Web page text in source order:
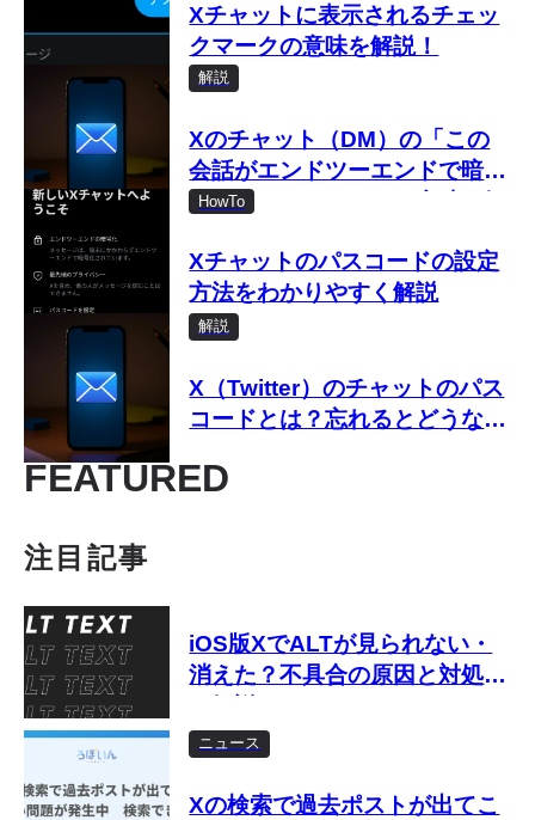
Xチャットに表示されるチェッ
クマークの意味を解説！
解説
Xのチャット（DM）の「この
会話がエンドツーエンドで暗号
化されました」とは？意味を解
HowTo
Xチャットのパスコードの設定
方法をわかりやすく解説
解説
X（Twitter）のチャットのパス
コードとは？忘れるとどうな
FEATURED
注目記事
iOS版XでALTが見られない・
消えた？不具合の原因と対処法
ニュース
Xの検索で過去ポストが出てこ